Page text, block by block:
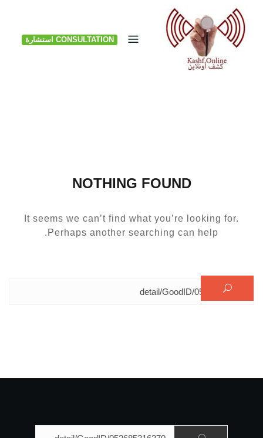
Skip
content
CONSULTATION استشارة
NOTHING FOUND
It seems we can’t find what you’re looking for.
Perhaps another searching can help.
البحث عن: